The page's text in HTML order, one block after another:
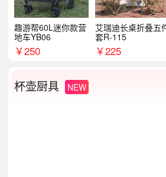
趣游帮60L迷你款营
地车YB06
￥250
艾瑞迪长桌折叠五
套R-115
￥225
杯壶厨具 NEW